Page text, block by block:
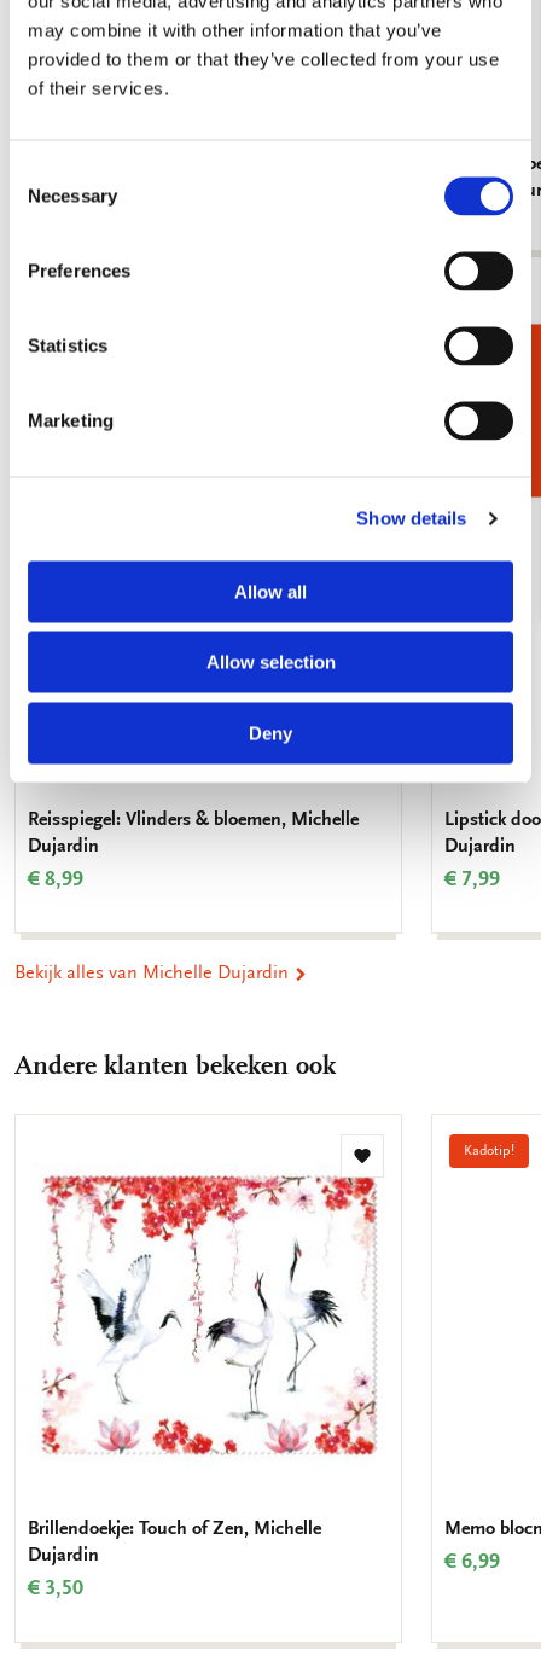
may combine it with other information that you’ve
provided to them or that they’ve collected from your use
of their services.
Selection
Necessary
Preferences
Statistics
Marketing
Show details
Allow all
Allow selection
Deny
€ 2,99
Dieren,
€ 2,99
Meer van Michelle Dujardin
Reisspiegel: Vlinders & bloemen, Michelle
Dujardin
€ 8,99
Lipstick
Dujardin
€ 7,99
Bekijk alles van Michelle Dujardin
Andere klanten bekeken ook
Toevoegen
aan
verlanglijst
Brillendoekje: Touch of Zen, Michelle
Dujardin
€ 3,50
Kadotip!
Memo
€ 6,99
Cadeaukiezer